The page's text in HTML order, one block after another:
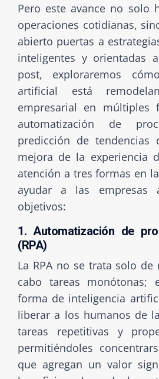
Pero este avance no solo
operaciones cotidianas,
abierto puertas a
inteligentes y orientadas
post, exploraremos
artificial está
empresarial en múltiples
automatización de
predicción de
mejora de la experiencia
atención a tres formas en
ayudar a las empresas
objetivos:
1. Automatización de
(RPA)
La RPA no se trata solo
cabo tareas monótonas;
forma de inteligencia
liberar a los humanos de
tareas repetitivas y
permitiéndoles
que agregan un valor